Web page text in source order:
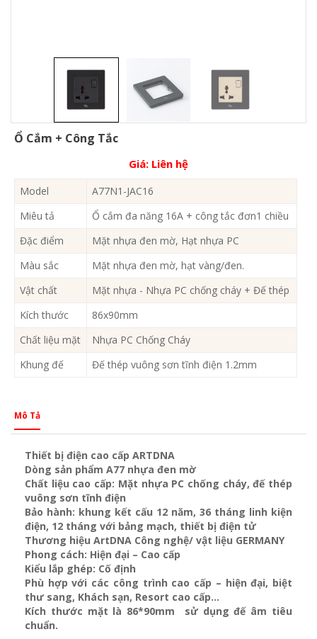
Ổ Cắm + Công Tắc
Giá: Liên hệ
Model
A77N1-JAC16
Miêu tả
Ổ cắm đa năng 16A + công tắc đơn1 chiều
Đặc điểm
Mặt nhựa đen mờ, Hạt nhựa PC
Màu sắc
Mặt nhựa đen mờ, hạt vàng/đen.
Vật chất
Mặt nhựa - Nhựa PC chống cháy + Đế thép
Kích thước
86x90mm
Chất liệu mặt
Nhựa PC Chống Cháy
Khung đế
Đế thép vuông sơn tĩnh điện 1.2mm
Mô Tả
Thiết bị điện cao cấp ARTDNA
Dòng sản phẩm A77 nhựa đen mờ
Chất liệu cao cấp: Mặt nhựa PC chống cháy, đế thép
vuông sơn tĩnh điện
Bảo hành: khung kết cấu 12 năm, 36 tháng linh kiện
điện, 12 tháng với bảng mạch, thiết bị điện tử
Thương hiệu ArtDNA Công nghệ/ vật liệu GERMANY
Phong cách: Hiện đại – Cao cấp
Kiểu lắp ghép: Cố định
Phù hợp với các công trình cao cấp – hiện đại, biệt
thư sang, Khách sạn, Resort cao cấp…
Kích thước mặt là 86*90mm sử dụng đế âm tiêu
chuẩn.